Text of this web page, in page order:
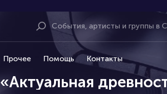
Прочее Помощь Контакты